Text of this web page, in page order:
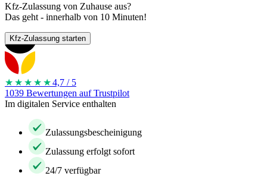
Kfz-Zulassung von Zuhause aus?
Das geht - innerhalb von 10 Minuten!
Kfz-Zulassung starten
★★★★ ★4,7 / 5
1039 Bewertungen auf Trustpilot
Im digitalen Service enthalten
Zulassungsbescheinigung
Zulassung erfolgt sofort
24/7 verfügbar